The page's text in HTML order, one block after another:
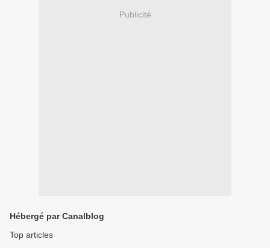
Publicité
Hébergé par Canalblog
Top articles